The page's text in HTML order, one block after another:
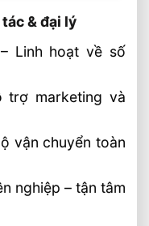
& đại lý
Linh hoạt về số
trợ marketing và
vận chuyển toàn
nghiệp – tận tâm